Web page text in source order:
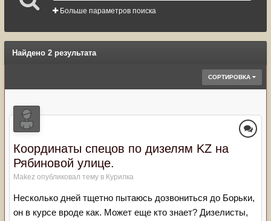
Больше параметров поиска
Найдено 2 результата
СОРТИРОВКА
Координаты спецов по дизелям KZ на
Рябиновой улице.
Makez опубликовал тему в Курилка
Несколько дней тщетно пытаюсь дозвониться до Борьки,
он в курсе вроде как. Может еще кто знает? Дизелисты,